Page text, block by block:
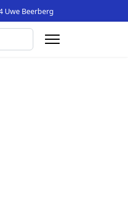
Uwe Beerberg